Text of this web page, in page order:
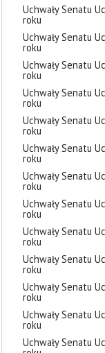
Uchwały Senatu
roku
Uchwały Senatu
roku
Uchwały Senatu
roku
Uchwały Senatu
roku
Uchwały Senatu
roku
Uchwały Senatu
roku
Uchwały Senatu
roku
Uchwały Senatu
roku
Uchwały Senatu
roku
Uchwały Senatu
roku
Uchwały Senatu
roku
Uchwały Senatu
roku
Uchwały Senatu